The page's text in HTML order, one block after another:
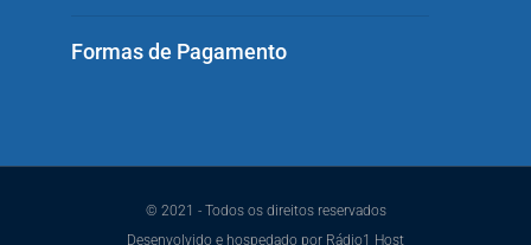
Formas de Pagamento
© 2021 - Todos os direitos reservados
Desenvolvido e hospedado por Rádio1 Host